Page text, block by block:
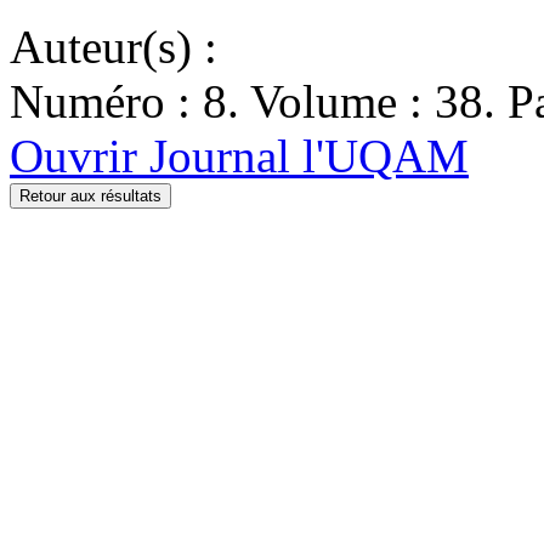
Auteur(s) :
Numéro : 8. Volume : 38.
Ouvrir Journal l'UQAM
Retour aux résultats